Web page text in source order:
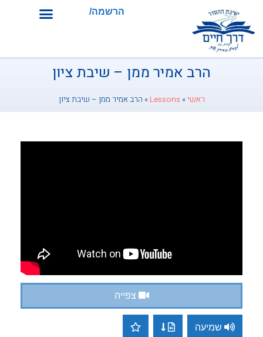
הרשמה/התחברות
הרב אמיר ממן – שיבת ציון
ראשי»
Lessons
» הרב אמיר ממן – שיבת ציון
צפייה
שמיעה